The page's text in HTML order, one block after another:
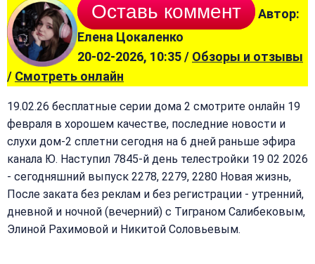
Оставь коммент
Автор:
Елена Цокаленко
20-02-2026, 10:35 / Обзоры и отзывы
/ Смотреть онлайн
19.02.26 бесплатные серии дома 2 смотрите онлайн 19
февраля в хорошем качестве, последние новости и
слухи дом-2 сплетни сегодня на 6 дней раньше эфира
канала Ю. Наступил 7845-й день телестройки 19 02 2026
- сегодняшний выпуск 2278, 2279, 2280 Новая жизнь,
После заката без реклам и без регистрации - утренний,
дневной и ночной (вечерний) с Тиграном Салибековым,
Элиной Рахимовой и Никитой Соловьевым.